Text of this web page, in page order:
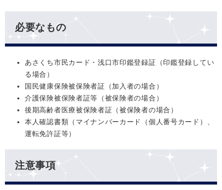
必要なもの
あさくち市民カード・浅口市印鑑登録証（印鑑登録してい
る場合）
国民健康保険被保険者証（加入者の場合）
介護保険被保険者証等（被保険者の場合）
後期高齢者医療被保険者証（被保険者の場合）
本人確認書類（マイナンバーカード（個人番号カード）、
運転免許証等）
注意事項